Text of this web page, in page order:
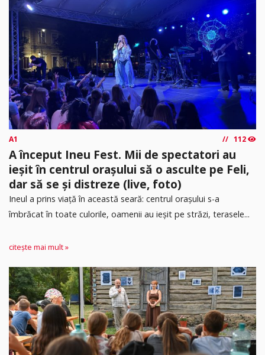
A1 112
A început Ineu Fest. Mii de spectatori au
ieșit în centrul orașului să o asculte pe Feli,
dar să se și distreze (live, foto)
Ineul a prins viață în această seară: centrul orașului s-a
îmbrăcat în toate culorile, oamenii au ieșit pe străzi, terasele...
citește mai mult »